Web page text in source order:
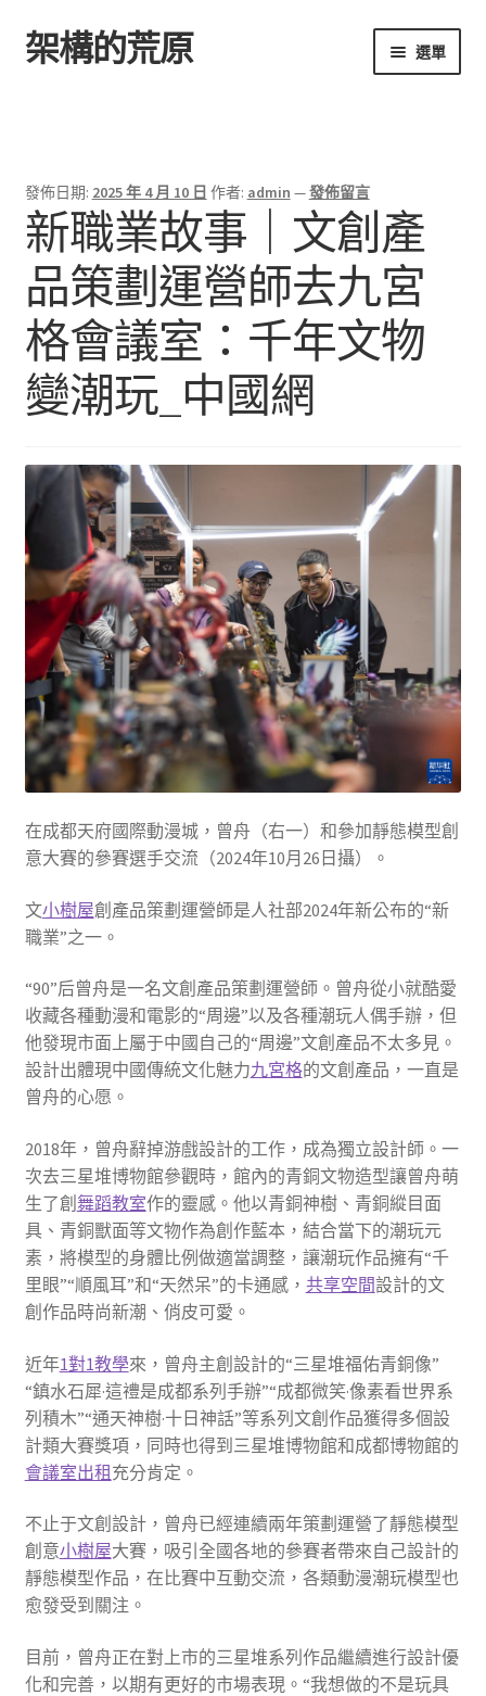
跳
至
跳
至
架構的荒原 選單
發佈日期: 2025 年 4 月 10 日 作者: admin —發佈留言
新職業故事｜文創產
品策劃運營師去九宮
格會議室：千年文物
變潮玩_中國網
在成都天府國際動漫城，曾舟（右一）和參加靜態模型創
意大賽的參賽選手交流（2024年10月26日攝）。
文小樹屋創產品策劃運營師是人社部2024年新公布的“新
職業”之一。
“90”后曾舟是一名文創產品策劃運營師。曾舟從小就酷愛
收藏各種動漫和電影的“周邊”以及各種潮玩人偶手辦，但
他發現市面上屬于中國自己的“周邊”文創產品不太多見。
設計出體現中國傳統文化魅力九宮格的文創產品，一直是
曾舟的心愿。
2018年，曾舟辭掉游戲設計的工作，成為獨立設計師。一
次去三星堆博物館參觀時，館內的青銅文物造型讓曾舟萌
生了創 舞蹈教室作的靈感。他以青銅神樹、青銅縱目面
具、青銅獸面等文物作為創作藍本，結合當下的潮玩元
素，將模型的身體比例做適當調整，讓潮玩作品擁有“千
里眼”“順風耳”和“天然呆”的卡通感， 共享空間設計的文
創作品時尚新潮、俏皮可愛。
近年1對1教學來，曾舟主創設計的“三星堆福佑青銅像”
“鎮水石犀·這禮是成都系列手辦”“成都微笑·像素看世界系
列積木”“通天神樹·十日神話”等系列文創作品獲得多個設
計類大賽獎項，同時也得到三星堆博物館和成都博物館的
會議室出租充分肯定。
不止于文創設計，曾舟已經連續兩年策劃運營了靜態模型
創意小樹屋大賽，吸引全國各地的參賽者帶來自己設計的
靜態模型作品，在比賽中互動交流，各類動漫潮玩模型也
愈發受到關注。
目前，曾舟正在對上市的三星堆系列作品繼續進行設計優
化和完善，以期有更好的市場表現。“我想做的不是玩具